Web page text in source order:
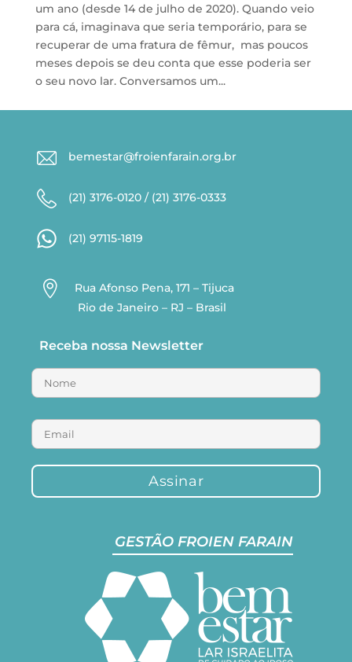
um ano (desde 14 de julho de 2020). Quando veio
para cá, imaginava que seria temporário, para se
recuperar de uma fratura de fêmur, mas poucos
meses depois se deu conta que esse poderia ser
o seu novo lar. Conversamos um...
bemestar@froienfarain.org.br
(21) 3176-0120 / (21) 3176-0333
(21) 97115-1819

Rua Afonso Pena, 171 – Tijuca
Rio de Janeiro – RJ – Brasil
Receba nossa Newsletter
GESTÃO FROIEN FARAIN